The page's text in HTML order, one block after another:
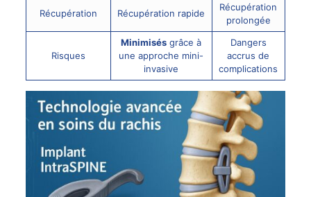
Récupération Récupération rapide
Récupération
prolongée
Risques
Minimisés grâce à
une approche mini-
invasive
Dangers
accrus de
complications